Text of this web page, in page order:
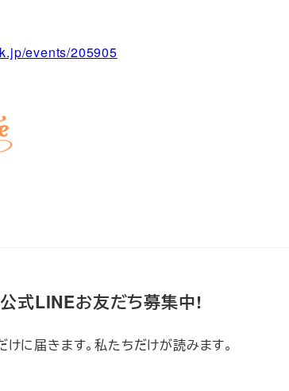
events/205905
公式LINEお友だち募集中!
けに届きます。私たちだけが読みます。